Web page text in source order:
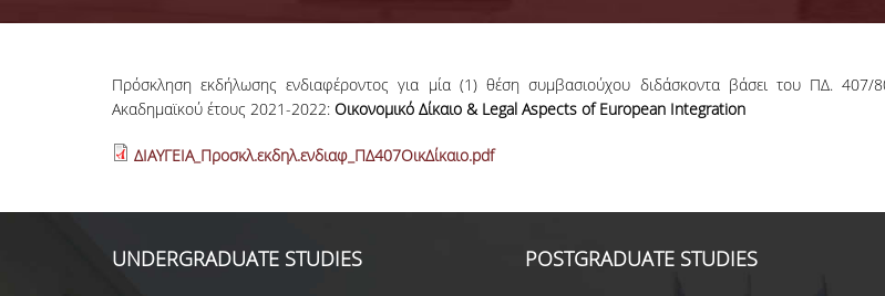
Πρόσκληση εκδήλωσης ενδιαφέροντος για μία (1) θέση συμβασιούχου διδάσκοντα βάσει του ΠΔ.
Ακαδημαϊκού έτους 2021-2022: Οικονομικό Δίκαιο & Legal Aspects of European Integration
ΔΙΑΥΓΕΙΑ_Προσκλ.εκδηλ.ενδιαφ_ΠΔ407ΟικΔίκαιο.pdf
UNDERGRADUATE STUDIES POSTGRADUATE STUDIES